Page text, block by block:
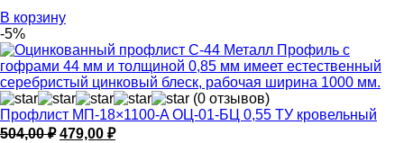
составляла
В корзину
-5%
(0 отзывов)
Профлист МП-18×1100-A ОЦ-01-БЦ 0,55 ТУ кровельный
504,00₽ Первоначальная
479,00 ₽Текущая